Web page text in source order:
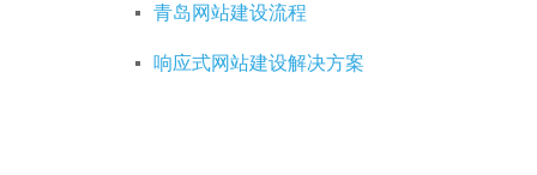
青岛网站建设流程
响应式网站建设解决方案